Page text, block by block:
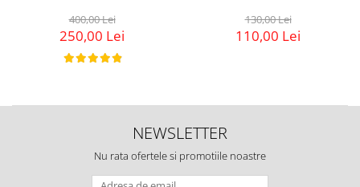
400,00 Lei
250,00 Lei
130,00 Lei
110,00 Lei
NEWSLETTER
Nu rata ofertele si promotiile noastre